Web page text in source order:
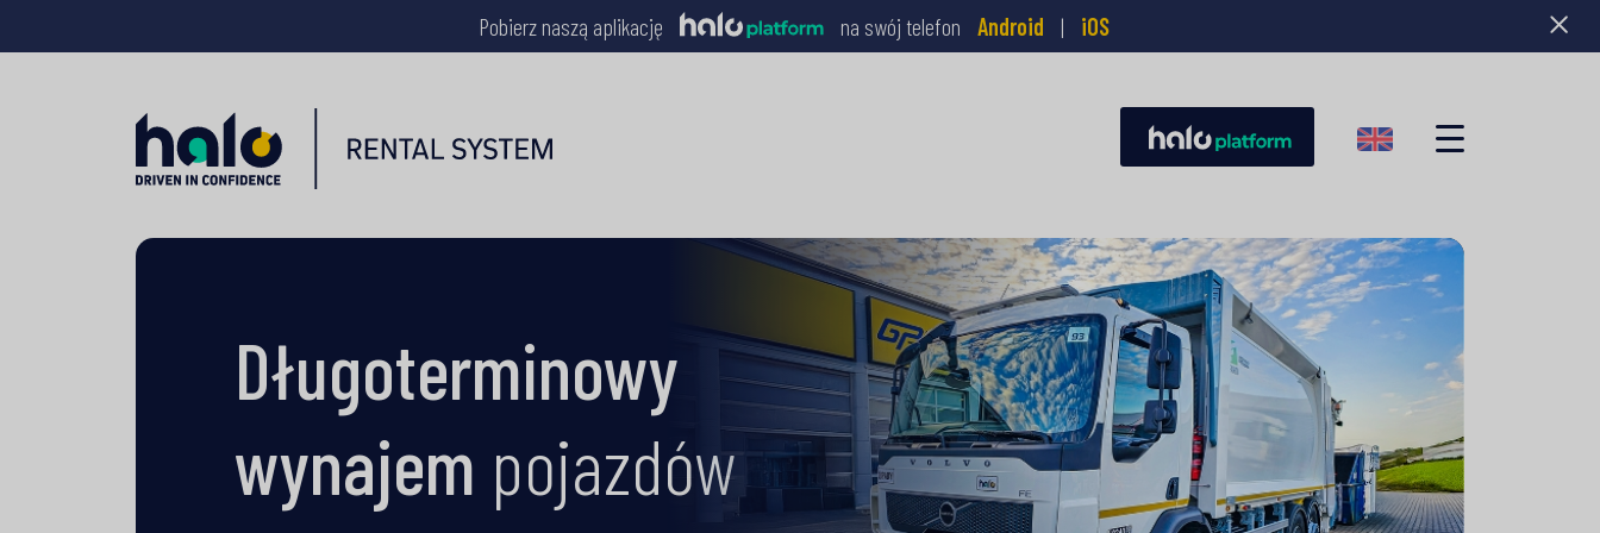
Pobierz naszą aplikację na swój telefon Android | iOS
Długoterminowy
wynajem pojazdów